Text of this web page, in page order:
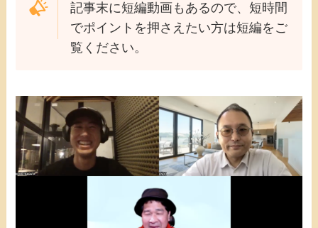
記事末に短編動画もあるので、短時間
でポイントを押さえたい方は短編をご
覧ください。